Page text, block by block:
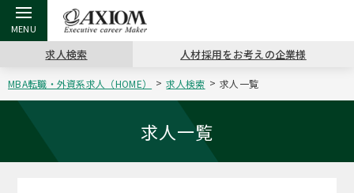
戻る
アクシアムの特長
コンサ
サービス案内 キャリ
戻る
キャリア支援 TOP
キャリアデザイン講座
MBAの
日本か
戻る
転職ツール TOP
英文レジュメの書き方 パワー
戻る
転職コラム TOP
“展”職相談室
戻る
イベント・セミナー TOP
ジョブフェア
戻る
会社概要 TOP
沿革
求人検索 人材採用をお考えの企業様
MBA転職・外資系求人（HOME） 求人検索 求人一覧
求人一覧